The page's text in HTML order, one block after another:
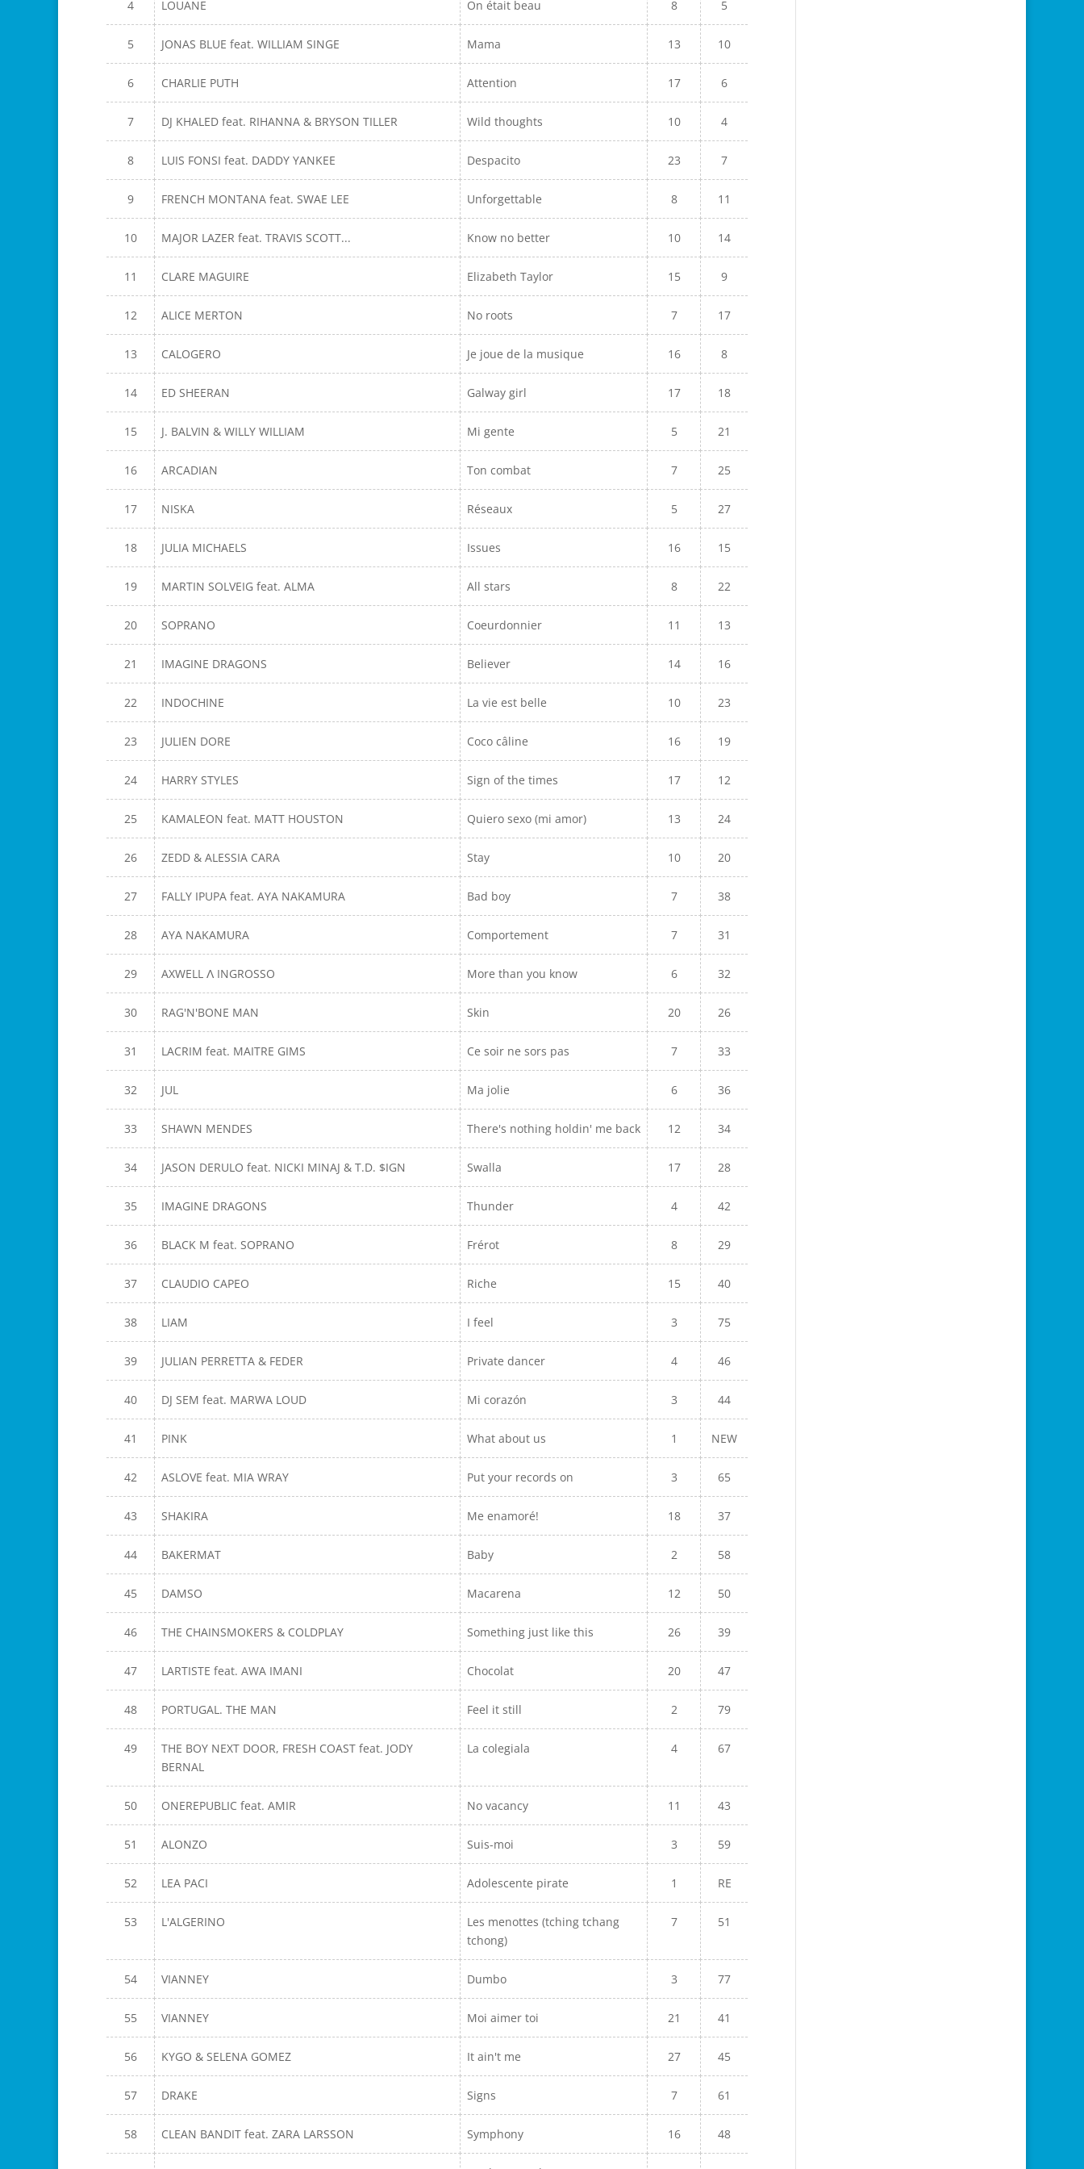
4 LOUANE On était beau 8 5
5 JONAS BLUE feat. WILLIAM SINGE Mama 13 10
6 CHARLIE PUTH Attention 17 6
7 DJ KHALED feat. RIHANNA & BRYSON TILLER Wild thoughts 10 4
8 LUIS FONSI feat. DADDY YANKEE Despacito 23 7
9 FRENCH MONTANA feat. SWAE LEE Unforgettable 8 11
10 MAJOR LAZER feat. TRAVIS SCOTT... Know no better 10 14
11 CLARE MAGUIRE Elizabeth Taylor 15 9
12 ALICE MERTON No roots 7 17
13 CALOGERO Je joue de la musique 16 8
14 ED SHEERAN Galway girl 17 18
15 J. BALVIN & WILLY WILLIAM Mi gente 5 21
16 ARCADIAN Ton combat 7 25
17 NISKA Réseaux 5 27
18 JULIA MICHAELS Issues 16 15
19 MARTIN SOLVEIG feat. ALMA All stars 8 22
20 SOPRANO Coeurdonnier 11 13
21 IMAGINE DRAGONS Believer 14 16
22 INDOCHINE La vie est belle 10 23
23 JULIEN DORE Coco câline 16 19
24 HARRY STYLES Sign of the times 17 12
25 KAMALEON feat. MATT HOUSTON Quiero sexo (mi amor) 13 24
26 ZEDD & ALESSIA CARA Stay 10 20
27 FALLY IPUPA feat. AYA NAKAMURA Bad boy 7 38
28 AYA NAKAMURA Comportement 7 31
29 AXWELL Λ INGROSSO More than you know 6 32
30 RAG'N'BONE MAN Skin 20 26
31 LACRIM feat. MAITRE GIMS Ce soir ne sors pas 7 33
32 JUL Ma jolie 6 36
33 SHAWN MENDES There's nothing holdin' me back 12 34
34 JASON DERULO feat. NICKI MINAJ & T.D. $IGN Swalla 17 28
35 IMAGINE DRAGONS Thunder 4 42
36 BLACK M feat. SOPRANO Frérot 8 29
37 CLAUDIO CAPEO Riche 15 40
38 LIAM I feel 3 75
39 JULIAN PERRETTA & FEDER Private dancer 4 46
40 DJ SEM feat. MARWA LOUD Mi corazón 3 44
41 PINK What about us 1 NEW
42 ASLOVE feat. MIA WRAY Put your records on 3 65
43 SHAKIRA Me enamoré! 18 37
44 BAKERMAT Baby 2 58
45 DAMSO Macarena 12 50
46 THE CHAINSMOKERS & COLDPLAY Something just like this 26 39
47 LARTISTE feat. AWA IMANI Chocolat 20 47
48 PORTUGAL. THE MAN Feel it still 2 79
49
THE BOY NEXT DOOR, FRESH COAST feat. JODY
BERNAL
La colegiala 4 67
50 ONEREPUBLIC feat. AMIR No vacancy 11 43
51 ALONZO Suis-moi 3 59
52 LEA PACI Adolescente pirate 1 RE
53 L'ALGERINO
Les menottes (tching tchang
tchong)
7 51
54 VIANNEY Dumbo 3 77
55 VIANNEY Moi aimer toi 21 41
56 KYGO & SELENA GOMEZ It ain't me 27 45
57 DRAKE Signs 7 61
58 CLEAN BANDIT feat. ZARA LARSSON Symphony 16 48